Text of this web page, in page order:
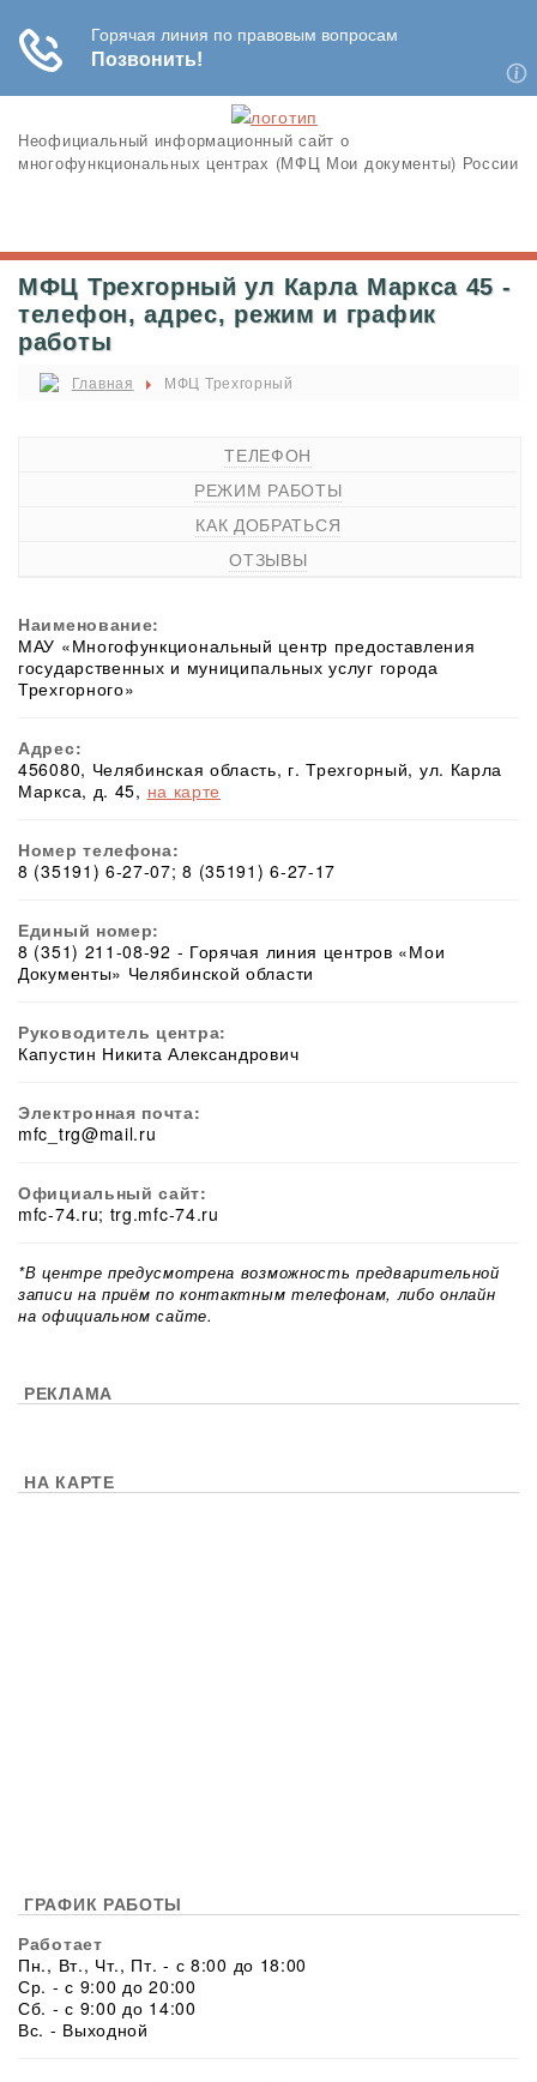
Неофициальный информационный сайт о
многофункциональных центрах (МФЦ Мои документы) России
МФЦ Трехгорный ул Карла Маркса 45 -
телефон, адрес, режим и график
работы
Главная МФЦ Трехгорный
ТЕЛЕФОН
РЕЖИМ РАБОТЫ
КАК ДОБРАТЬСЯ
ОТЗЫВЫ
Наименование:
МАУ «Многофункциональный центр предоставления
государственных и муниципальных услуг города
Трехгорного»
Адрес:
456080, Челябинская область, г. Трехгорный, ул. Карла
Маркса, д. 45, на карте
Номер телефона:
8 (35191) 6-27-07; 8 (35191) 6-27-17
Единый номер:
8 (351) 211-08-92 - Горячая линия центров «Мои
Документы» Челябинской области
Руководитель центра:
Капустин Никита Александрович
Электронная почта:
mfc_trg@mail.ru
Официальный сайт:
mfc-74.ru; trg.mfc-74.ru
*В центре предусмотрена возможность предварительной
записи на приём по контактным телефонам, либо онлайн
на официальном сайте.
РЕКЛАМА
НА КАРТЕ
ГРАФИК РАБОТЫ
Работает
Пн., Вт., Чт., Пт. - с 8:00 до 18:00
Ср. - с 9:00 до 20:00
Сб. - с 9:00 до 14:00
Вс. - Выходной